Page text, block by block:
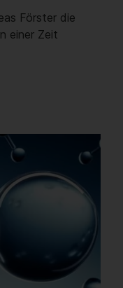
Förster die
einer Zeit